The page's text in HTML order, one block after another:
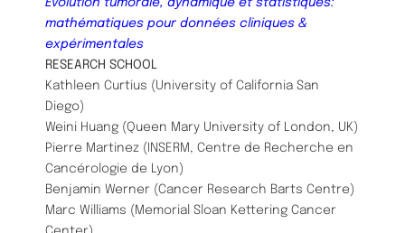
Evolution tumorale, dynamique et statistiques:
mathématiques pour données cliniques &
expérimentales
​RESEARCH SCHOOL
Kathleen Curtius (University of California San
Diego)
Weini Huang (Queen Mary University of London, UK)
Pierre Martinez (INSERM, Centre de Recherche en
Cancérologie de Lyon)
Benjamin Werner (Cancer Research Barts Centre)
Marc Williams (Memorial Sloan Kettering Cancer